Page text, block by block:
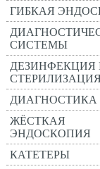
ГИБКАЯ
СИСТЕМЫ
ДЕЗИНФЕКЦИЯ
СТЕРИЛИЗАЦИЯ
ДИАГНОСТИКА
ЖЁСТКАЯ
ЭНДОСКОПИЯ
КАТЕТЕРЫ